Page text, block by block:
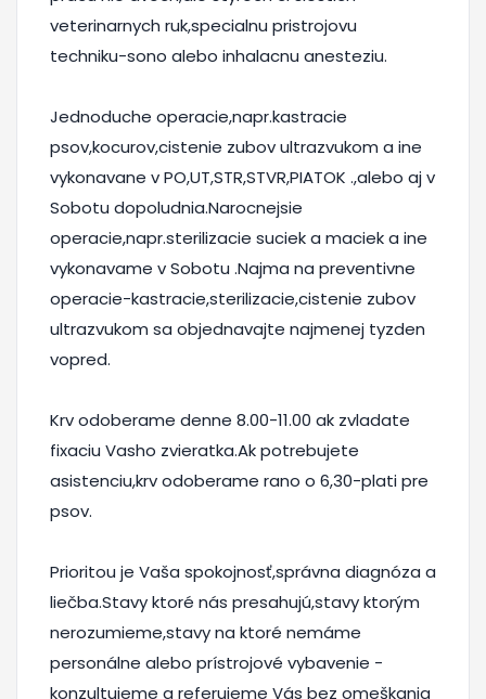
veterinarnych ruk,specialnu pristrojovu
techniku-sono alebo inhalacnu anesteziu.
Jednoduche operacie,napr.kastracie
psov,kocurov,cistenie zubov ultrazvukom a ine
vykonavane v PO,UT,STR,STVR,PIATOK .,alebo aj v
Sobotu dopoludnia.Narocnejsie
operacie,napr.sterilizacie suciek a maciek a ine
vykonavame v Sobotu .Najma na preventivne
operacie-kastracie,sterilizacie,cistenie zubov
ultrazvukom sa objednavajte najmenej tyzden
vopred.
Krv odoberame denne 8.00-11.00 ak zvladate
fixaciu Vasho zvieratka.Ak potrebujete
asistenciu,krv odoberame rano o 6,30-plati pre
psov.
Prioritou je Vaša spokojnosť,správna diagnóza a
liečba.Stavy ktoré nás presahujú,stavy ktorým
nerozumieme,stavy na ktoré nemáme
personálne alebo prístrojové vybavenie -
konzultujeme a referujeme Vás bez omeškania